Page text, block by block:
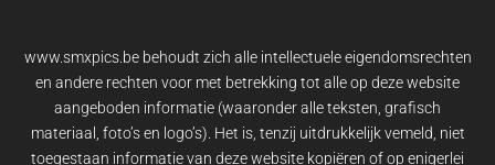
www.smxpics.be behoudt zich alle intellectuele eigendomsrechten
en andere rechten voor met betrekking tot alle op deze website
aangeboden informatie (waaronder alle teksten, grafisch
materiaal, foto’s en logo’s). Het is, tenzij uitdrukkelijk vemeld, niet
toegestaan informatie van deze website kopiëren of op enigerlei